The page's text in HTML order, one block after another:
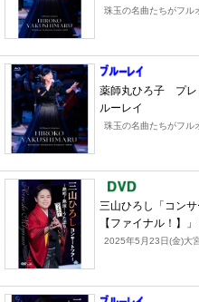
珠玉の名曲たちがフル
薬師丸ひろ子 プレ
ルーレイ
珠玉の名曲たちがフル
三山ひろし「コン
【ファイナル！】
2025年5月23日(金)大